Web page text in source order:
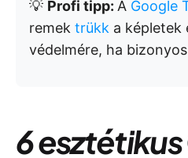
💡 Profi tipp: A Google
remek trükk a képletek
védelmére, ha
6